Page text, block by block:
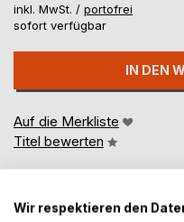
inkl. MwSt. / portofrei
sofort verfügbar
IN DEN
Auf die Merkliste
Titel bewerten
Wir respektieren den